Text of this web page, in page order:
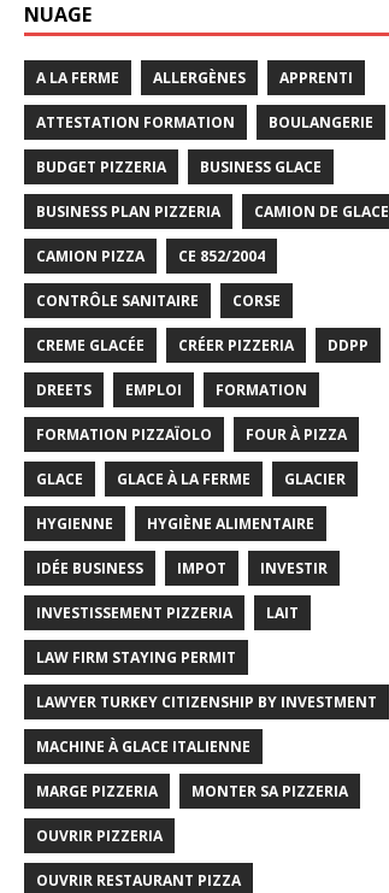
NUAGE
A LA FERME ALLERGÈNES APPRENTI
ATTESTATION FORMATION BOULANGERIE
BUDGET PIZZERIA BUSINESS GLACE
BUSINESS PLAN PIZZERIA CAMION DE GLACE
CAMION PIZZA CE 852/2004
CONTRÔLE SANITAIRE CORSE
CREME GLACÉE CRÉER PIZZERIA DDPP
DREETS EMPLOI FORMATION
FORMATION PIZZAÏOLO FOUR À PIZZA
GLACE GLACE À LA FERME GLACIER
HYGIENNE HYGIÈNE ALIMENTAIRE
IDÉE BUSINESS IMPOT INVESTIR
INVESTISSEMENT PIZZERIA LAIT
LAW FIRM STAYING PERMIT
LAWYER TURKEY CITIZENSHIP BY INVESTMENT
MACHINE À GLACE ITALIENNE
MARGE PIZZERIA MONTER SA PIZZERIA
OUVRIR PIZZERIA
OUVRIR RESTAURANT PIZZA